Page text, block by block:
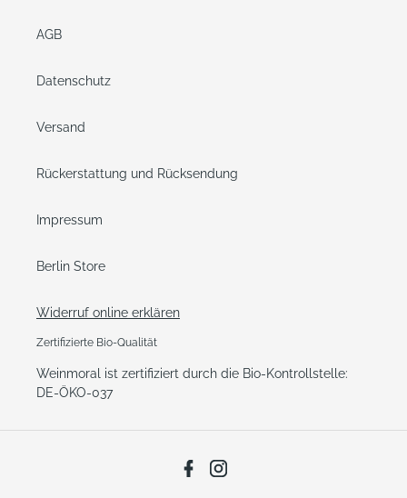
AGB
Datenschutz
Versand
Rückerstattung und Rücksendung
Impressum
Berlin Store
Widerruf online erklären
Zertifizierte Bio-Qualität
Weinmoral ist zertifiziert durch die Bio-Kontrollstelle:
DE-ÖKO-037
Facebook